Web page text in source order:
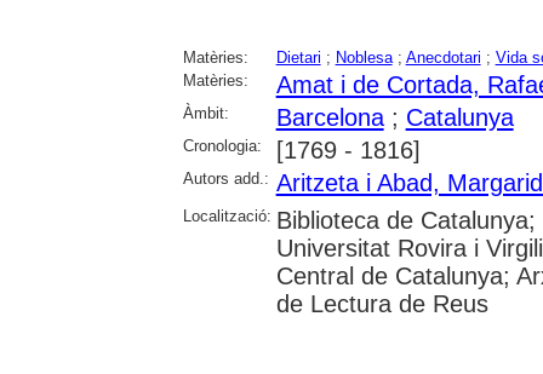
Matèries: Dietari ; Noblesa; Anecdotari ; Vida
Matèries:
Amat i de Cortada,
Àmbit: Barcelona; Catalunya
Cronologia: [1769 - 1816]
Autors add.: Aritzeta i Abad,
Localització: Biblioteca de
Universitat Rovira i
Central de Catalunya;
de Lectura de Reus